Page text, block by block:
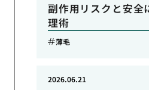
副作用リスクと安全
理術
薄毛
2026.06.21